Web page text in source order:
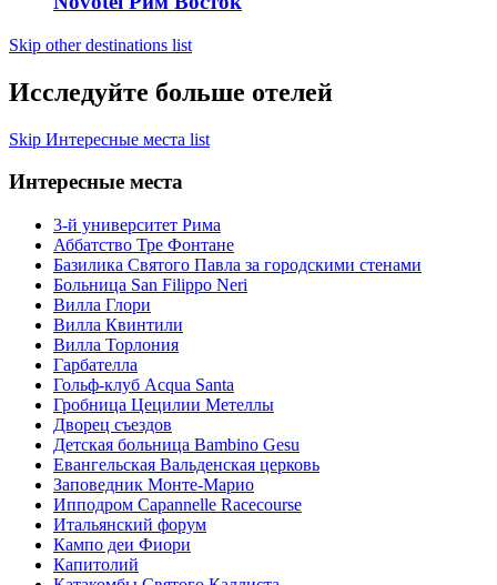
Skip other destinations list
Исследуйте больше отелей
Skip Интересные места list
Интересные места
3-й университет Рима
Аббатство Тре Фонтане
Базилика Святого Павла за городскими стенами
Больница San Filippo Neri
Вилла Глори
Вилла Квинтили
Вилла Торлония
Гарбателла
Гольф-клуб Acqua Santa
Гробница Цецилии Метеллы
Дворец съездов
Детская больница Bambino Gesu
Евангельская Вальденская церковь
Заповедник Монте-Марио
Ипподром Capannelle Racecourse
Итальянский форум
Кампо деи Фиори
Капитолий